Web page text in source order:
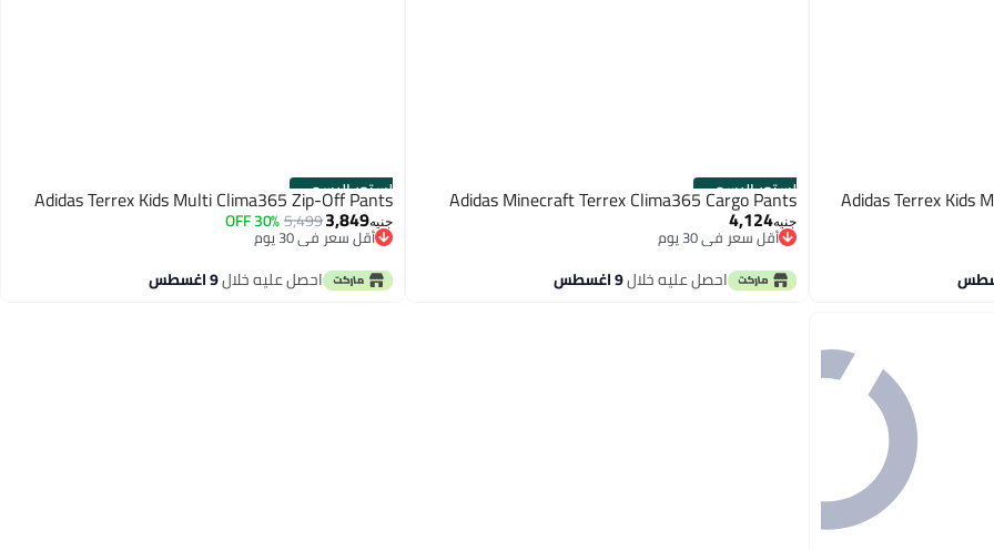
Adidas Terrex Kids الستور الرسمي
Adidas Minecraft Terrex Clima365 Cargo Pants
جنيه4,124
أقل سعر في 30 يوم
توصيل مجاني
أقل سعر في 30 يوماحصل عليه خلال9 اغسطس
الستور الرسمي
Adidas Terrex Kids Multi Clima365 Zip-Off Pants
جنيه3,849
5,499
30% OFF
أقل سعر في 30 يوم
توصيل مجاني
أقل سعر في 30 يوماحصل عليه خلال9 اغسطس